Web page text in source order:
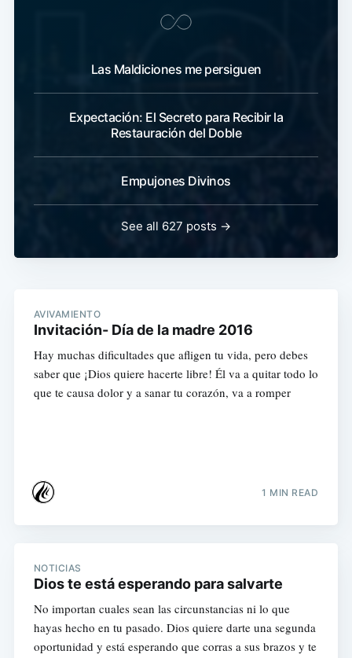
Las Maldiciones me persiguen
Expectación: El Secreto para Recibir la
Restauración del Doble
Empujones Divinos
See all 627 posts →
AVIVAMIENTO
Invitación- Día de la madre 2016
Hay muchas dificultades que afligen tu vida, pero debes
saber que ¡Dios quiere hacerte libre! Él va a quitar todo lo
que te causa dolor y a sanar tu corazón, va a romper
1 MIN READ
NOTICIAS
Dios te está esperando para salvarte
No importan cuales sean las circunstancias ni lo que
hayas hecho en tu pasado. Dios quiere darte una segunda
oportunidad y está esperando que corras a sus brazos y te